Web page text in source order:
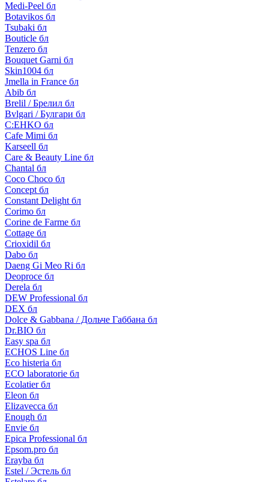
Medi-Peel бл
Botavikos бл
Tsubaki бл
Bouticle бл
Tenzero бл
Bouquet Garni бл
Skin1004 бл
Jmella in France бл
Abib бл
Brelil / Брелил бл
Bvlgari / Булгари бл
C:EHKO бл
Cafe Mimi бл
Karseell бл
Care & Beauty Line бл
Chantal бл
Coco Choco бл
Concept бл
Constant Delight бл
Corimo бл
Corine de Farme бл
Cottage бл
Crioxidil бл
Dabo бл
Daeng Gi Meo Ri бл
Deoproce бл
Derela бл
DEW Professional бл
DEX бл
Dolce & Gabbana / Дольче Габбана бл
Dr.BIO бл
Easy spa бл
ECHOS Line бл
Eco histeria бл
ECO laboratorie бл
Ecolatier бл
Eleon бл
Elizavecca бл
Enough бл
Envie бл
Epica Professional бл
Epsom.pro бл
Erayba бл
Estel / Эстель бл